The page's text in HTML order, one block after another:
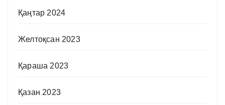
Қаңтар 2024
Желтоқсан 2023
Қараша 2023
Қазан 2023